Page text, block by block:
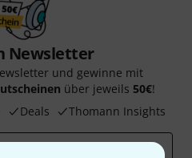
Newsletter
und gewinne mit
über jeweils 50€!
Deals Thomann Insights